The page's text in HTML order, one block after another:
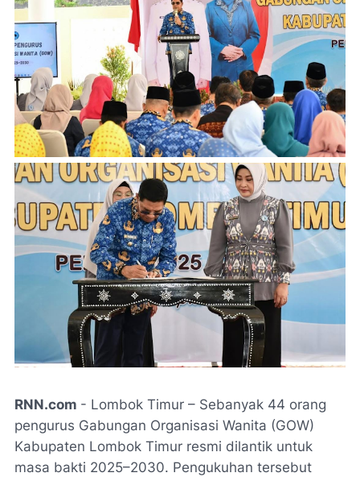
RNN.com - Lombok Timur – Sebanyak 44 orang
pengurus Gabungan Organisasi Wanita (GOW)
Kabupaten Lombok Timur resmi dilantik untuk
masa bakti 2025–2030. Pengukuhan tersebut